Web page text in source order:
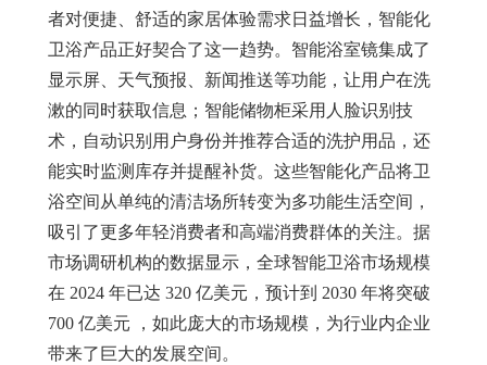
者对便捷、舒适的家居体验需求日益增长，智能化
卫浴产品正好契合了这一趋势。智能浴室镜集成了
显示屏、天气预报、新闻推送等功能，让用户在洗
漱的同时获取信息；智能储物柜采用人脸识别技
术，自动识别用户身份并推荐合适的洗护用品，还
能实时监测库存并提醒补货。这些智能化产品将卫
浴空间从单纯的清洁场所转变为多功能生活空间，
吸引了更多年轻消费者和高端消费群体的关注。据
市场调研机构的数据显示，全球智能卫浴市场规模
在 2024年已达320亿美元，预计到 2030年将突破
700亿美元 ，如此庞大的市场规模，为行业内企业
带来了巨大的发展空间。